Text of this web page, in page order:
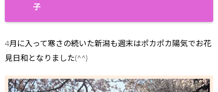
子
4月に入って寒さの続いた新潟も週末はポカポカ陽気でお花
見日和となりました(^^)